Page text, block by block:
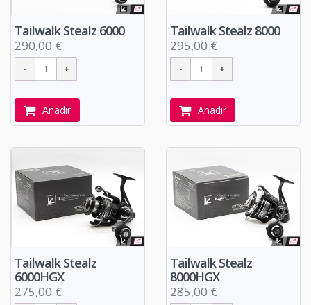
Tailwalk Stealz 6000
290,00 €
Añadir
Tailwalk Stealz 8000
295,00 €
Añadir
Tailwalk Stealz
6000HGX
275,00 €
Tailwalk Stealz
8000HGX
285,00 €